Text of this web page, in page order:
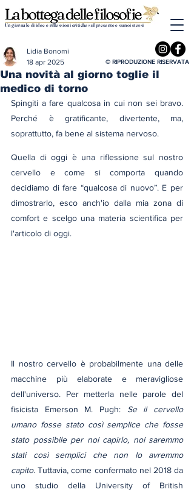
Un giornale di idee e riflessioni critiche sul presente e su noi stessi
Una novità al giorno toglie il
medico di torno
Lidia Bonomi
18 apr 2025
Spingiti a fare qualcosa in cui non sei bravo.
Perché è gratificante, divertente, ma,
soprattutto, fa bene al sistema nervoso.
Quella di oggi è una riflessione sul nostro
cervello e come si comporta quando
decidiamo di fare “qualcosa di nuovo”. E per
dimostrarlo, esco anch'io dalla mia zona di
comfort e scelgo una materia scientifica per
l'articolo di oggi.
Il nostro cervello è probabilmente una delle
macchine più elaborate e meravigliose
dell'universo. Per metterla nelle parole del
fisicista Emerson M. Pugh: Se il cervello
umano fosse stato così semplice che fosse
stato possibile per noi capirlo, noi saremmo
stati così semplici che non lo avremmo
capito. Tuttavia, come confermato nel 2018 da
uno studio della University of British
© RIPRODUZIONE RISERVATA